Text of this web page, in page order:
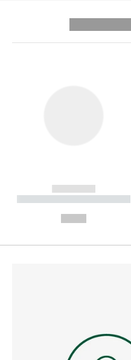
------------
----------- ----------- --------